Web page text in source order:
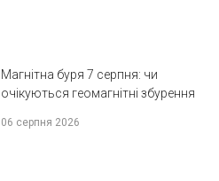
Магнітна буря 7 серпня: чи
очікуються геомагнітні збурення
06 серпня 2026